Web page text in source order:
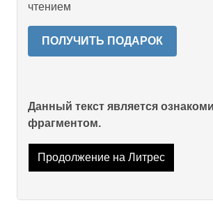
чтением
ПОЛУЧИТЬ ПОДАРОК
Данный текст является
фрагментом.
Продолжение на Литрес